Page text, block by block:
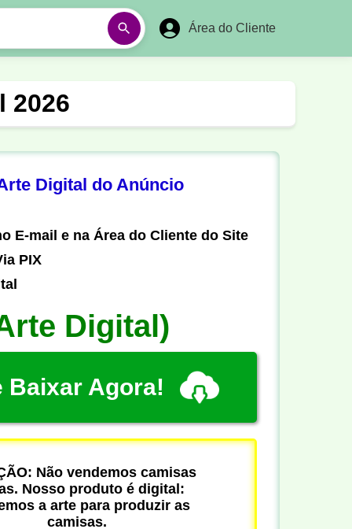
Área do Cliente
Futebol Amador Pesca
Matemática
2026
Digital do Anúncio
E-mail e na Área do Cliente do Site
PIX
Digital)
Baixar Agora!
Não vendemos camisas
Nosso produto é digital:
a arte para produzir as
camisas.